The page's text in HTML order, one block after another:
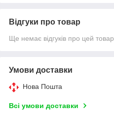
Відгуки про товар
Ще немає відгуків про цей товар
Умови доставки
Нова Пошта
Всі умови доставки